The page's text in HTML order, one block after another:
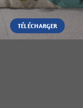
TÉLÉCHARGER